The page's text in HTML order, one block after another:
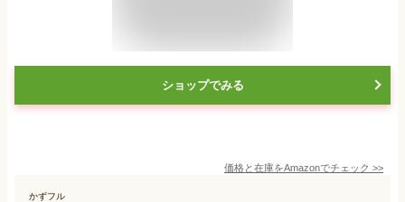
ショップでみる
価格と在庫をAmazonでチェック >>
かずフル